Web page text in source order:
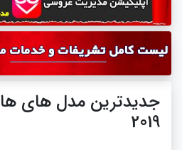
جدیدترین مدل های
2019